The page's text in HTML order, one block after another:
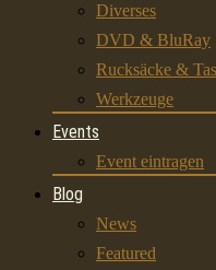
Diverses
DVD & BluRay
Rucksäcke &
Werkzeuge
Events
Event eintragen
Blog
News
Featured